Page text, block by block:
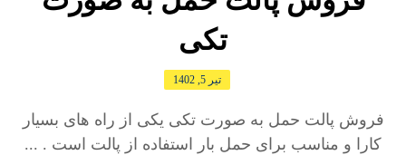
تکی
تیر 5, 1402
فروش پالت حمل به صورت تکی یکی از راه های بسیار
کارا و مناسب برای حمل بار استفاده از پالت است . ...